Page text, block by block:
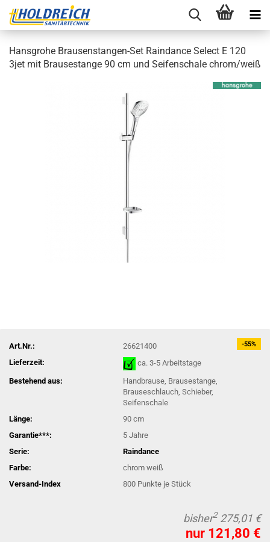
Hans­gro­he Brausenstangen-​Set Raindance Select E 120
3jet mit Brau­se­stan­ge 90 cm und Sei­fen­scha­le chrom/weiß
-55%
Art.Nr.:
26621400
Lieferzeit:
ca. 3-5 Arbeitstage
Bestehend aus:
Handbrause, Brausestange,
Brauseschlauch, Schieber,
Seifenschale
Länge:
90 cm
Garantie***:
5 Jahre
Serie:
Raindance
Farbe:
chrom weiß
Versand-Index
800 Punkte je Stück
bisher2 275,01 €
nur 121,80 €